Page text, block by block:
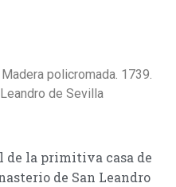
policromada. 1739.
de Sevilla
la primitiva casa de
de San Leandro